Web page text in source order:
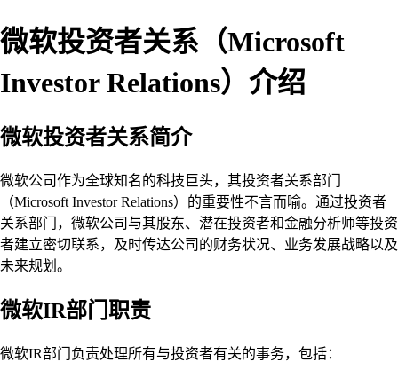
微软投资者关系（Microsoft
Investor Relations）介绍
微软投资者关系简介
微软公司作为全球知名的科技巨头，其投资者关系部门
（Microsoft Investor Relations）的重要性不言而喻。通过投资者
关系部门，微软公司与其股东、潜在投资者和金融分析师等投资
者建立密切联系，及时传达公司的财务状况、业务发展战略以及
未来规划。
微软IR部门职责
微软IR部门负责处理所有与投资者有关的事务，包括：